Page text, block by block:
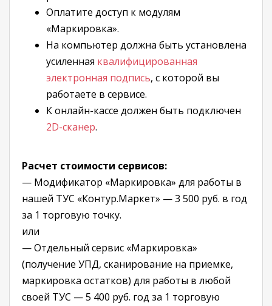
Оплатите доступ к модулям
«Маркировка».
На компьютер должна быть установлена
усиленная квалифицированная
электронная подпись, с которой вы
работаете в сервисе.
К онлайн-кассе должен быть подключен
2D-сканер.
Расчет стоимости сервисов:
— Модификатор «Маркировка» для работы в
нашей ТУС «Контур.Маркет» — 3 500 руб. в год
за 1 торговую точку.
или
— Отдельный сервис «Маркировка»
(получение УПД, сканирование на приемке,
маркировка остатков) для работы в любой
своей ТУС — 5 400 руб. год за 1 торговую